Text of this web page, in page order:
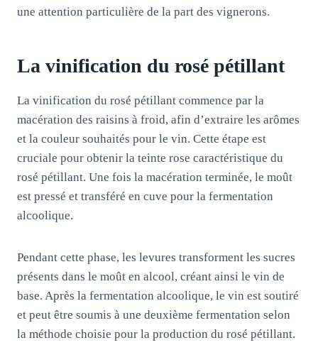
une attention particulière de la part des vignerons.
La vinification du rosé pétillant
La vinification du rosé pétillant commence par la
macération des raisins à froid, afin d’extraire les arômes
et la couleur souhaités pour le vin. Cette étape est
cruciale pour obtenir la teinte rose caractéristique du
rosé pétillant. Une fois la macération terminée, le moût
est pressé et transféré en cuve pour la fermentation
alcoolique.
Pendant cette phase, les levures transforment les sucres
présents dans le moût en alcool, créant ainsi le vin de
base. Après la fermentation alcoolique, le vin est soutiré
et peut être soumis à une deuxième fermentation selon
la méthode choisie pour la production du rosé pétillant.